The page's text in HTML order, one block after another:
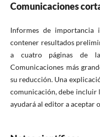
Comunicaciones
Informes de importancia
contener resultados
a cuatro páginas de
Comunicaciones más
su reducción. Una
comunicación, debe incluir
ayudará al editor a aceptar